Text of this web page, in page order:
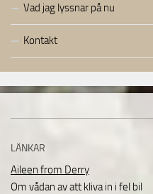
Vad jag lyssnar på nu
Kontakt
LÄNKAR
Aileen from Derry
Om vådan av att kliva in i fel bil